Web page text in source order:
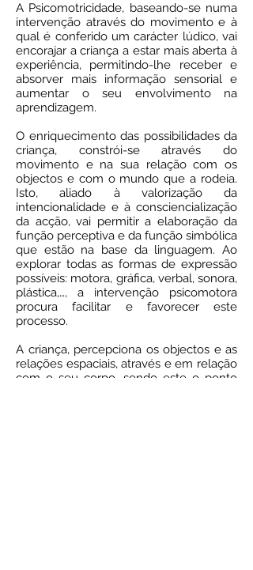
A Psicomotricidade, baseando-se numa
intervenção através do movimento e à
qual é conferido um carácter lúdico, vai
encorajar a criança a estar mais aberta à
experiência, permitindo-lhe receber e
absorver mais informação sensorial e
aumentar o seu envolvimento na
aprendizagem.
O enriquecimento das possibilidades da
criança, constrói-se através do
movimento e na sua relação com os
objectos e com o mundo que a rodeia.
Isto, aliado à valorização da
intencionalidade e à consciencialização
da acção, vai permitir a elaboração da
função perceptiva e da função simbólica
que estão na base da linguagem. Ao
explorar todas as formas de expressão
possíveis: motora, gráfica, verbal, sonora,
plástica,…, a intervenção psicomotora
procura facilitar e favorecer este
processo.
A criança, percepciona os objectos e as
relações espaciais, através e em relação
com o seu corpo, sendo este o ponto